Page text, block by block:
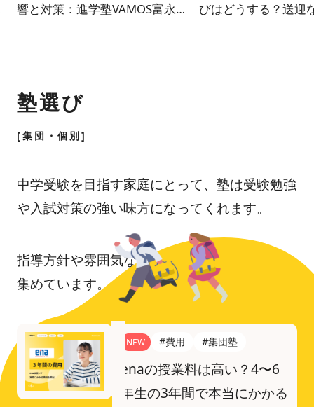
響と対策：進学塾VAMOS富永
びはどうする？送迎
塾選び
[集団・個別]
中学受験を目指す家庭にとって、塾は受験勉強
や入試対策の強い味方になってくれます。
指導方針や雰囲気など、塾選びに役立つ記事を
集めています。
NEW #費用 #集団塾
enaの授業料は高い？4〜6
年生の3年間で本当にかかる